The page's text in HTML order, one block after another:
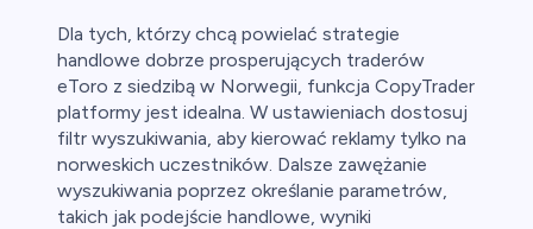
Dla tych, którzy chcą powielać strategie
handlowe dobrze prosperujących traderów
eToro z siedzibą w Norwegii, funkcja CopyTrader
platformy jest idealna. W ustawieniach dostosuj
filtr wyszukiwania, aby kierować reklamy tylko na
norweskich uczestników. Dalsze zawężanie
wyszukiwania poprzez określanie parametrów,
takich jak podejście handlowe, wyniki